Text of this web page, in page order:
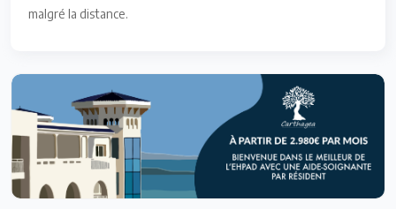
malgré la distance.